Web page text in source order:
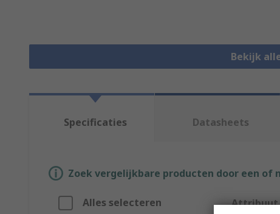
Bekijk
Specificaties Datasheets
Zoek vergelijkbare producten door een of
Alles selecteren Attribuut